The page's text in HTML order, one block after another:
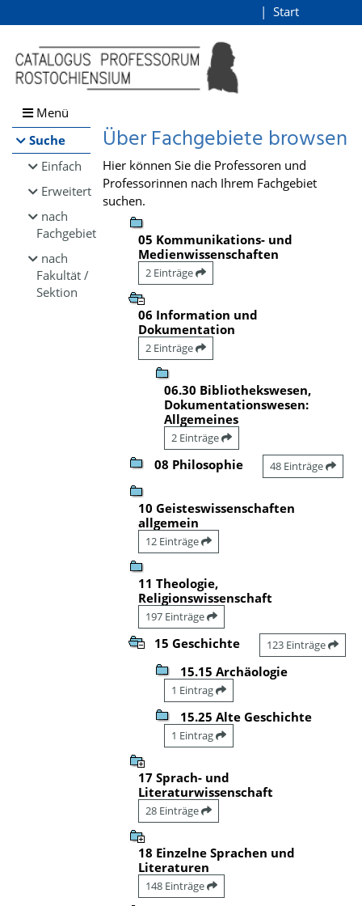
Browsen
direkt zum Inhalt
Start
Menü
Suche
Einfach
Erweitert
nach
Fachgebiet
nach
Fakultät /
Sektion
Über Fachgebiete browsen
Hier können Sie die Professoren und
Professorinnen nach Ihrem Fachgebiet
suchen.
05 Kommunikations- und
Medienwissenschaften
2 Einträge
06 Information und
Dokumentation
2 Einträge
06.30 Bibliothekswesen,
Dokumentationswesen:
Allgemeines
2 Einträge
08 Philosophie 48 Einträge
10 Geisteswissenschaften
allgemein
12 Einträge
11 Theologie,
Religionswissenschaft
197 Einträge
15 Geschichte 123 Einträge
15.15 Archäologie
1 Eintrag
15.25 Alte Geschichte
1 Eintrag
17 Sprach- und
Literaturwissenschaft
28 Einträge
18 Einzelne Sprachen und
Literaturen
148 Einträge